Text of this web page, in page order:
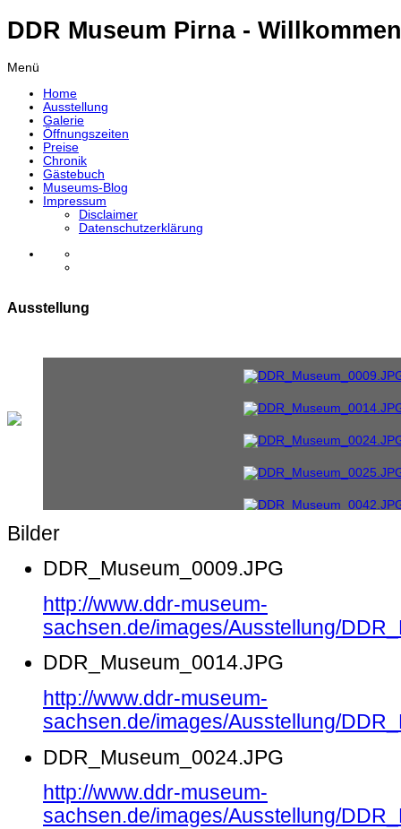
DDR Museum Pirna -
Menü
Home
Ausstellung
Galerie
Öffnungszeiten
Preise
Chronik
Gästebuch
Museums-Blog
Impressum
Disclaimer
Datenschutzerklärung
Ausstellung
Bilder
DDR_Museum_0009.JPG
http://www.ddr-museum-
sachsen.de/images/Ausstellung/
DDR_Museum_0014.JPG
http://www.ddr-museum-
sachsen.de/images/Ausstellung/
DDR_Museum_0024.JPG
http://www.ddr-museum-
sachsen.de/images/Ausstellung/